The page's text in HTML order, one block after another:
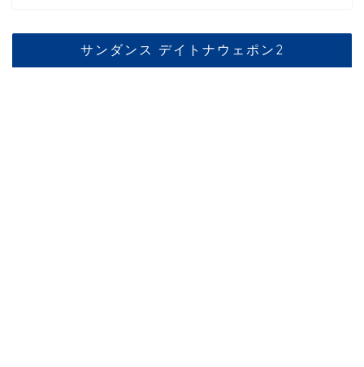
サンダンス デイトナウェポン2